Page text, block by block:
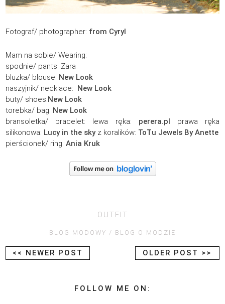
Fotograf/ photographer: from Cyryl
Mam na sobie/ Wearing:
spodnie/ pants: Zara
bluzka/ blouse: New Look
naszyjnik/ necklace: New Look
buty/ shoes:New Look
torebka/ bag: New Look
bransoletka/ bracelet: lewa ręka: perera.pl prawa ręka
silikonowa: Lucy in the skyz koralików: ToTu Jewels By Anette
pierścionek/ ring:Ania Kruk
OUTFIT
BLOG MODOWY BLOG O MODZIE
<< NEWER POST OLDER POST >>
FOLLOW ME ON: